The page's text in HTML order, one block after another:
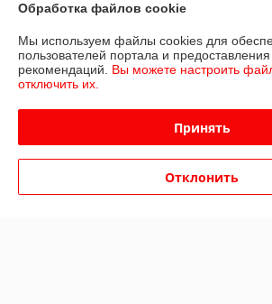
Сделка подтверждена через корзину
Показать все отзывы
Обработка файлов cookie
Мы используем файлы cookies для
пользователей портала и
рекомендаций. Вы можете настроить
отключить их.
Принять
Отклонить